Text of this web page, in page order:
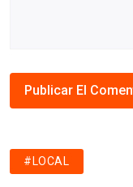
#LOCAL